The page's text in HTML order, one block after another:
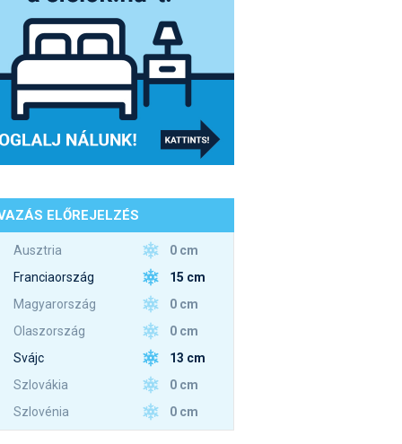
ELŐREJELZÉS
Ausztria
0 cm
Franciaország
15 cm
Magyarország
0 cm
Olaszország
0 cm
Svájc
13 cm
Szlovákia
0 cm
Szlovénia
0 cm